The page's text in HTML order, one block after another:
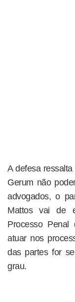
A defesa
Gerum não
advogados, o
Mattos vai de
Processo
atuar nos
das partes for
grau.